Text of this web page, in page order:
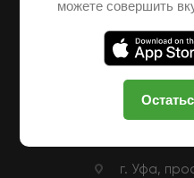
КЛУБНАЯ
+7 (927) 326-
г. Уфа,
можете совершить